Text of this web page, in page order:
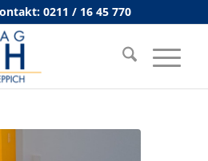
0211 / 16 45 770